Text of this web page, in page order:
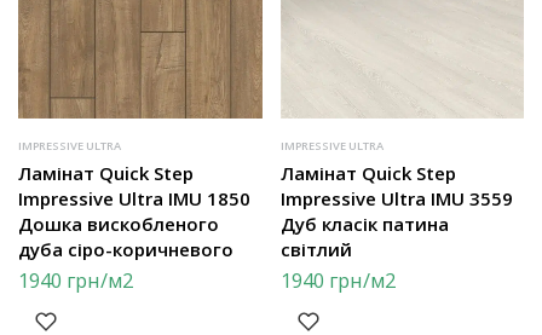
IMPRESSIVE ULTRA
Ламінат Quick Step
Impressive Ultra IMU 1850
Дошка вискобленого
дуба сіро-коричневого
1940 грн/м2
IMPRESSIVE ULTRA
Ламінат Quick Step
Impressive Ultra IMU 3559
Дуб класік патина
світлий
1940 грн/м2